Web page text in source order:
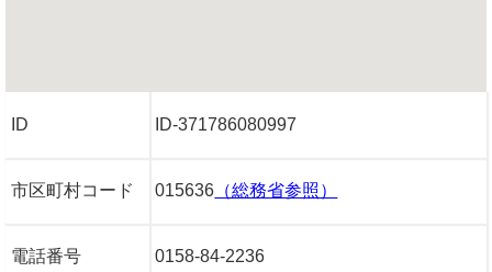
ID ID-371786080997
市区町村コード 015636 （総務省参照）
電話番号 0158-84-2236